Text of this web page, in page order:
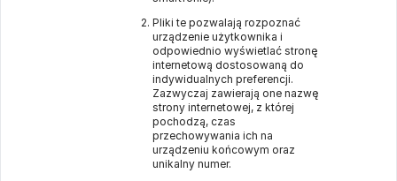
Pliki te pozwalają rozpoznać
urządzenie użytkownika i
odpowiednio wyświetlać stronę
internetową dostosowaną do
indywidualnych preferencji.
Zazwyczaj zawierają one nazwę
strony internetowej, z której
pochodzą, czas
przechowywania ich na
urządzeniu końcowym oraz
unikalny numer.